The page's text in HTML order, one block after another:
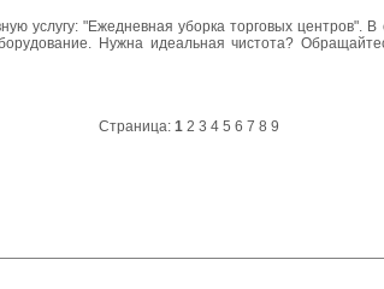
услугу: "Ежедневная уборка торговых центров".
Нужна идеальная чистота?
Страница: 1 2 3 4 5 6 7 8 9